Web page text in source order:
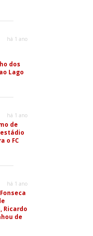
há 1 ano
dos
Lago
há 1 ano
de
o FC
há 1 ano
Ricardo
de